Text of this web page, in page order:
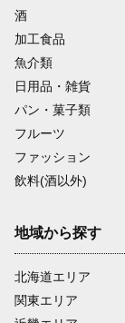
酒
加工食品
魚介類
日用品・雑貨
パン・菓子類
フルーツ
ファッション
飲料(酒以外)
地域から探す
北海道エリア
関東エリア